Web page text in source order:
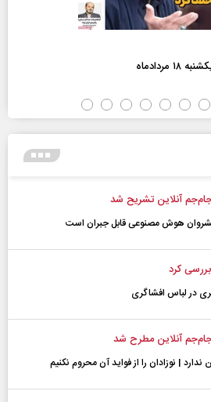
آنلاین تشریح شد
پیشرو‌ان هوش مصنوعی قابل جبران است
کرد
در لباس افشاگری
آنلاین مطرح شد
ندارد | نوزادان را از فواید آن محروم نکنیم